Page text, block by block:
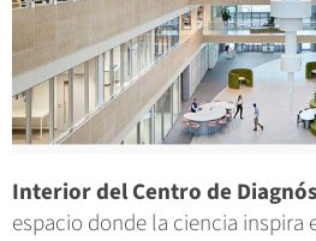
Interior del Centro de
espacio donde la ciencia inspira